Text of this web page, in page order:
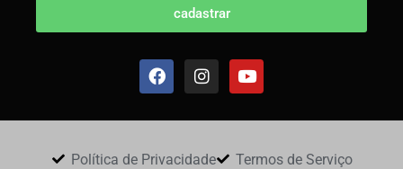
cadastrar
Política de Privacidade
Termos de Serviço